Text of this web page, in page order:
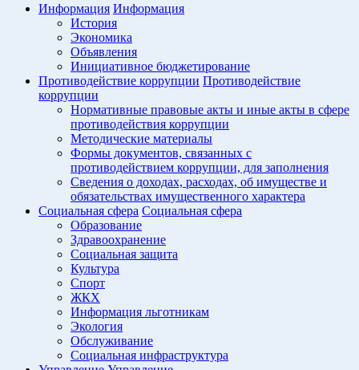
Информация Информация
История
Экономика
Объявления
Инициативное бюджетирование
Противодействие коррупции Противодействие
коррупции
Нормативные правовые акты и иные акты в сфере
противодействия коррупции
Методические материалы
Формы документов, связанных с
противодействием коррупции, для заполнения
Сведения о доходах, расходах, об имуществе и
обязательствах имущественного характера
Социальная сфера Социальная сфера
Образование
Здравоохранение
Социальная защита
Культура
Спорт
ЖКХ
Информация льготникам
Экология
Обслуживание
Социальная инфраструктура